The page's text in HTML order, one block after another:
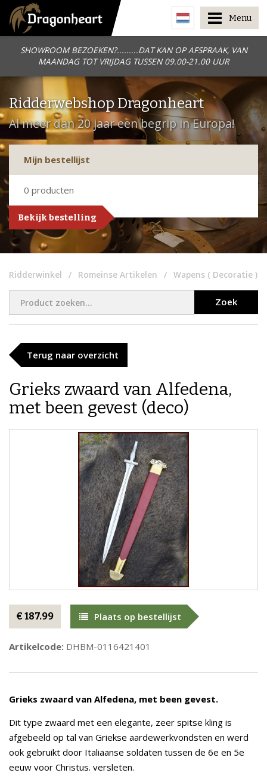
SHOWROOM BEZOEKEN?.........DAT KAN OP AFSPRAAK, VAN
MAANDAG TOT VRIJDAG TUSSEN 09.00-21.00 UUR
Menu
Ridderwebshop Dragonheart
Al meer dan 20 jaar een begrip in Europa!
Mijn bestellijst
0 producten
Bekijk bestelling
Ridderwinkel Romeinse Artikelen Wapens ( Decoratie )
Zoek
Terug naar overzicht
Grieks zwaard van Alfedena,
met been gevest (deco)
€ 187.99 Plaats op bestellijst
Artikelcode: DHBM-0116421401
Grieks zwaard van Alfedena, met been gevest.
Dit type zwaard met een elegante, zeer spitse kling is
afgebeeld op tal van Griekse aardewerkvondsten en werd
ook gebruikt door Italiaanse soldaten tussen de 6e en 5e
eeuw voor Christus. versleten.